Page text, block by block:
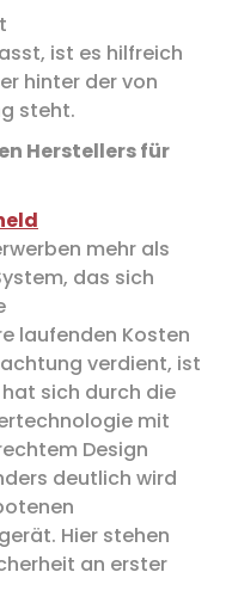
ist es hilfreich
hinter der von
steht.
Herstellers für
mehr als
das sich
laufenden Kosten
verdient, ist
sich durch die
mit
Design
deutlich wird
Hier stehen
an erster